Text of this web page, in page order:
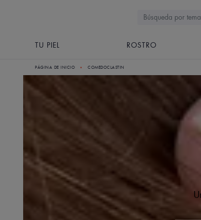
TU PIEL ROSTRO
PÁGINA DE INICIO COMEDOCLASTIN